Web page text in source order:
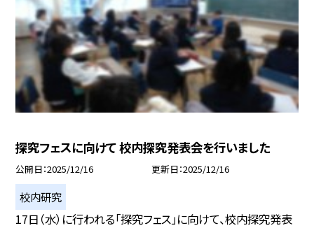
探究フェスに向けて 校内探究発表会を行いました
公開日 2025/12/16 更新日 2025/12/16
校内研究
17日（水）に行われる「探究フェス」に向けて、校内探究発表